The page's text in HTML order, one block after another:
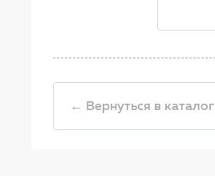
← Вернуться в каталог